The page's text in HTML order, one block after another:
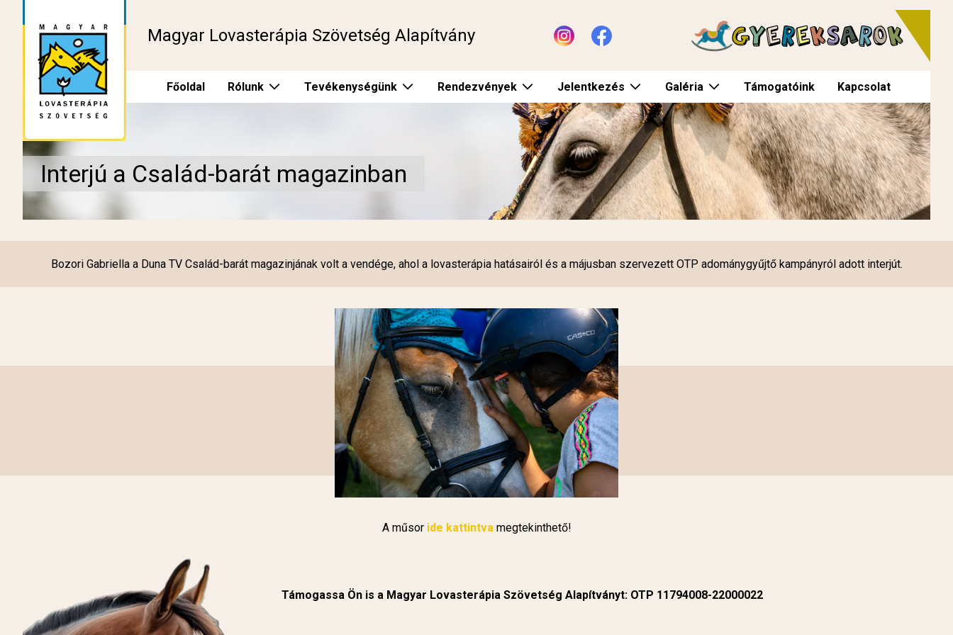
Magyar Lovasterápia Szövetség Alapítvány
Főoldal Rólunk Tevékenységünk Rendezvények Jelentkezés Galéria Támogatóink Kapcsolat
Interjú a Család-barát magazinban
Bozori Gabriella a Duna TV Család-barát magazinjának volt a vendége, ahol a lovasterápia hatásairól és a májusban szervezett OTP adománygyűjtő kampányról adott interjút.
A műsor ide kattintva megtekinthető!
Támogassa Ön is a Magyar Lovasterápia Szövetség Alapítványt: OTP 11794008-22000022